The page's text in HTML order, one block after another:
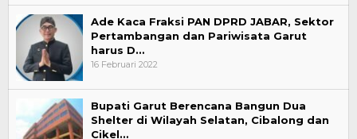
Ade Kaca Fraksi PAN DPRD JABAR, Sektor
Pertambangan dan Pariwisata Garut
harus D…
16 Februari 2022
Bupati Garut Berencana Bangun Dua
Shelter di Wilayah Selatan, Cibalong dan
Cikel…